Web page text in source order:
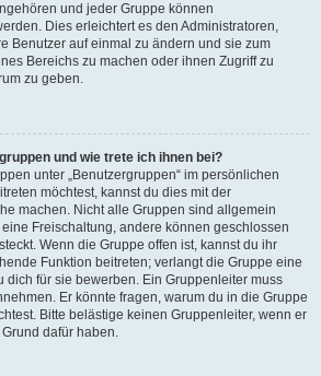
und jeder Gruppe können
Dies erleichtert es den Administratoren,
Benutzer auf einmal zu ändern und sie zum
Bereichs zu machen oder ihnen Zugriff zu
zu geben.
und wie trete ich ihnen bei?
unter „Benutzergruppen“ im persönlichen
möchtest, kannst du dies mit der
machen. Nicht alle Gruppen sind allgemein
Freischaltung, andere können geschlossen
Wenn die Gruppe offen ist, kannst du ihr
Funktion beitreten; verlangt die Gruppe eine
dich für sie bewerben. Ein Gruppenleiter muss
Er könnte fragen, warum du in die Gruppe
Bitte belästige keinen Gruppenleiter, wenn er
dafür haben.